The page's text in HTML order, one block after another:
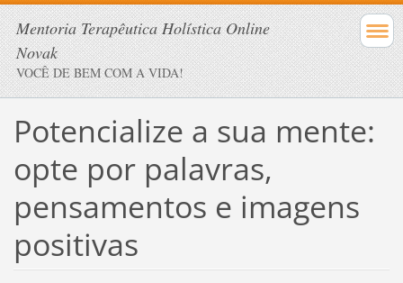
Mentoria Terapêutica Holística Online
Novak
VOCÊ DE BEM COM A VIDA!
Potencialize a sua mente:
opte por palavras,
pensamentos e imagens
positivas